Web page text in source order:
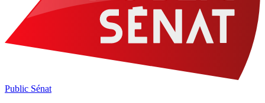
Public Sénat